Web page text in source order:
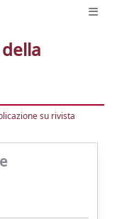
su rivista